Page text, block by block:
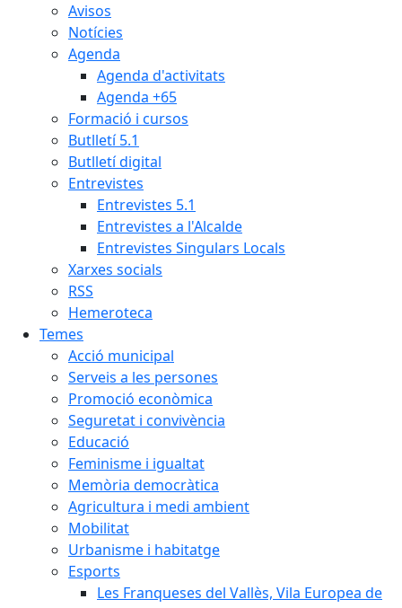
Avisos
Notícies
Agenda
Agenda d'activitats
Agenda +65
Formació i cursos
Butlletí 5.1
Butlletí digital
Entrevistes
Entrevistes 5.1
Entrevistes a l'Alcalde
Entrevistes Singulars Locals
Xarxes socials
RSS
Hemeroteca
Temes
Acció municipal
Serveis a les persones
Promoció econòmica
Seguretat i convivència
Educació
Feminisme i igualtat
Memòria democràtica
Agricultura i medi ambient
Mobilitat
Urbanisme i habitatge
Esports
Les Franqueses del Vallès, Vila Europea de